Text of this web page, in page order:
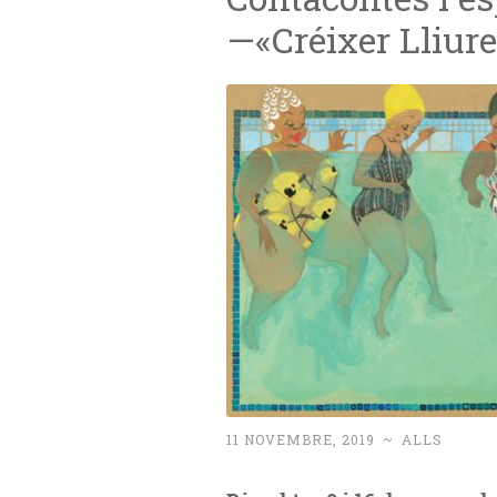
—«Créixer
11 NOVEMBRE, 2019 ~ ALLS